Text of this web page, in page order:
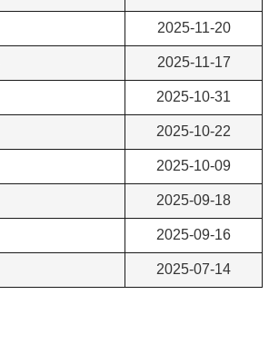
2025-11-20
2025-11-17
2025-10-31
2025-10-22
2025-10-09
2025-09-18
2025-09-16
2025-07-14